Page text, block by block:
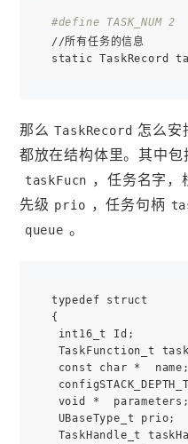
#define TASK_NUM 2
//所有任务的信息
那么 TaskRecord 怎么安
都放在结构体里。其中
taskFucn ，任务名字，
先级 prio ，任务句柄
queue 。
typedef struct
{
int16_t Id;
TaskFunction_t
const char *  name;
void *  parameters;
UBaseType_t prio;
TaskHandle_t